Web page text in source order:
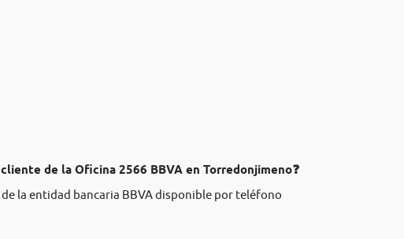
de la Oficina 2566 BBVA en Torredonjimeno❓
la entidad bancaria BBVA disponible por teléfono